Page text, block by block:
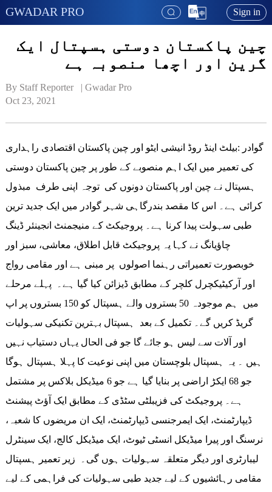
GWADAR PRO Sign in
چین پاکستان دوستی ہسپتال ایک
گرین اور اچھا منصوبہ ہے
By Staff Reporter   | Gwadar Pro
Oct 23, 2021
گوادر :بیلٹ اینڈ روڈ انیشی ایٹو اور چین پاکستان اقتصادی راہداری
کی تعمیر میں ایک اہم منصوبے کے طور پر چین پاکستان دوستی
ہسپتال نے چین اور پاکستان دونوں کی توجہ اپنی طرف مبذول
کرائی ہے۔ اس کا مقصد بندرگاہی شہر گوادر میں ایک جدید ترین
طبی سہولت پیدا کرنا ہے۔ پروجیکٹ کے منیجمنٹ انجینئر ڈینگ
چاؤیانگ نے کہا یہ پروجیکٹ قابل اطلاق، معاشی، سبز اور
خوبصورت تعمیراتی رہنما اصولوں پر مبنی ہے اور مقامی رواج
اور آرکیٹیکچرل کلچر کے مطابق ڈیزائن کیا گیا ہے۔ پہلے مرحلے
میں ہم موجودہ 50 بستروں والے ہسپتال کو 150 بستروں پر اپ
گریڈ کریں گے۔ تکمیل کے بعد ہسپتال بہترین تکنیکی سہولیات
اور آلات سے لیس ہو جائے گا جو فی الحال یہاں دستیاب نہیں
ہیں ۔ یہ ہسپتال بلوچستان میں اپنی نوعیت کا پہلا ہسپتال ہوگا
جو 68 ایکڑ اراضی پر بنایا گیا ہے جو 6 میڈیکل بلاکس پر مشتمل
ہے۔ پروجیکٹ کی فزیبلٹی سٹڈی کے مطابق ایک آؤٹ پیشنٹ
ڈیپارٹمنٹ، ایک ایمرجنسی ڈیپارٹمنٹ، ایک ان مریضوں کا شعبہ،
نرسنگ اور پیرا میڈیکل انسٹی ٹیوٹ، ایک میڈیکل کالج، ایک سینٹرل
لیبارٹری اور دیگر متعلقہ سہولیات ہوں گی۔ زیر تعمیر ہسپتال
مقامی رہائشیوں کے لیے جدید طبی سہولیات کی فراہمی کے لیے